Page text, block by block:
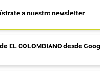
a nuestro newsletter
EL COLOMBIANO desde